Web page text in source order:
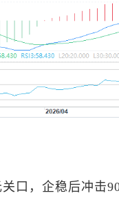
口，企稳后冲击